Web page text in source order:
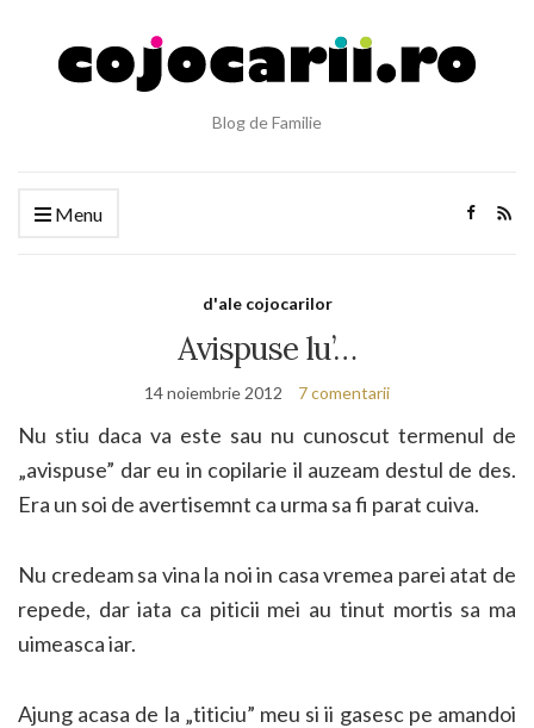
Blog de Familie
Menu
d'ale cojocarilor
Avispuse lu’…
14 noiembrie 2012 7 comentarii
Nu stiu daca va este sau nu cunoscut termenul de
„avispuse” dar eu in copilarie il auzeam destul de des.
Era un soi de avertisemnt ca urma sa fi parat cuiva.
Nu credeam sa vina la noi in casa vremea parei atat de
repede, dar iata ca piticii mei au tinut mortis sa ma
uimeasca iar.
Ajung acasa de la „titiciu” meu si ii gasesc pe amandoi